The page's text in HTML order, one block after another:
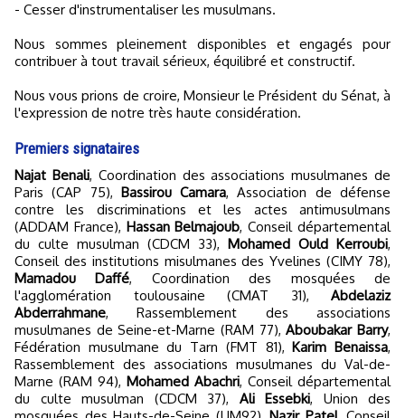
- Cesser d'instrumentaliser les musulmans.
Nous sommes pleinement disponibles et engagés pour
contribuer à tout travail sérieux, équilibré et constructif.
Nous vous prions de croire, Monsieur le Président du Sénat, à
l'expression de notre très haute considération.
Premiers signataires
Najat Benali, Coordination des associations musulmanes de
Paris (CAP 75), Bassirou Camara, Association de défense
contre les discriminations et les actes antimusulmans
(ADDAM France), Hassan Belmajoub, Conseil départemental
du culte musulman (CDCM 33), Mohamed Ould Kerroubi,
Conseil des institutions misulmanes des Yvelines (CIMY 78),
Mamadou Daffé, Coordination des mosquées de
l'agglomération toulousaine (CMAT 31), Abdelaziz
Abderrahmane, Rassemblement des associations
musulmanes de Seine-et-Marne (RAM 77),Aboubakar Barry,
Fédération musulmane du Tarn (FMT 81),Karim Benaissa,
Rassemblement des associations musulmanes du Val-de-
Marne (RAM 94), Mohamed Abachri, Conseil départemental
du culte musulman (CDCM 37), Ali Essebki, Union des